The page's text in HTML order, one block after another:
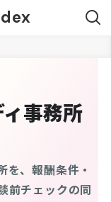
事務所
を、報酬条件・
前チェックの同